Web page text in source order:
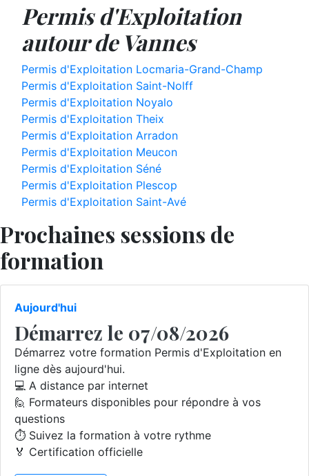
Permis d'Exploitation
autour de Vannes
Permis d'Exploitation Locmaria-Grand-Champ
Permis d'Exploitation Saint-Nolff
Permis d'Exploitation Noyalo
Permis d'Exploitation Theix
Permis d'Exploitation Arradon
Permis d'Exploitation Meucon
Permis d'Exploitation Séné
Permis d'Exploitation Plescop
Permis d'Exploitation Saint-Avé
Prochaines sessions de
formation
Aujourd'hui
Démarrez le 07/08/2026
Démarrez votre formation Permis d'Exploitation en
ligne dès aujourd'hui.
💻 A distance par internet
🙋 Formateurs disponibles pour répondre à vos
questions
⏱️ Suivez la formation à votre rythme
🏅 Certification officielle